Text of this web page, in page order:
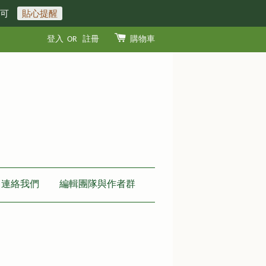
貼心提醒
登入 OR 註冊 購物車
連絡我們 編輯團隊與作者群